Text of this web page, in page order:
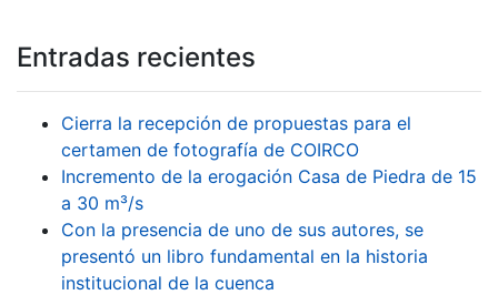
Entradas recientes
Cierra la recepción de propuestas para el
certamen de fotografía de COIRCO
Incremento de la erogación Casa de Piedra de 15
a 30 m³/s
Con la presencia de uno de sus autores, se
presentó un libro fundamental en la historia
institucional de la cuenca